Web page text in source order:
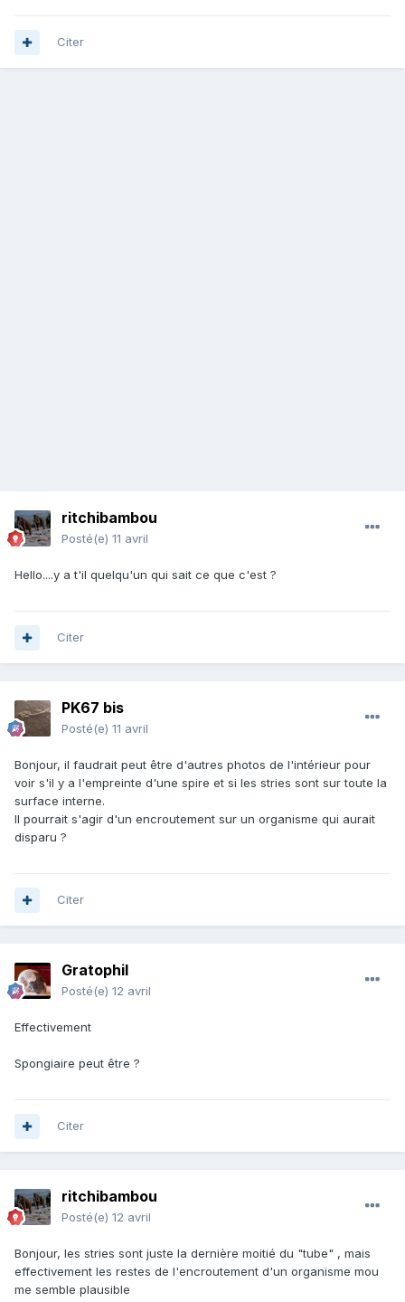
Citer
ritchibambou
Posté(e) 11 avril
Hello....y a t'il quelqu'un qui sait ce que c'est ?
Citer
PK67 bis
Posté(e) 11 avril
Bonjour, il faudrait peut être d'autres photos de l'intérieur pour
voir s'il y a l'empreinte d'une spire et si les stries sont sur toute la
surface interne.
Il pourrait s'agir d'un encroutement sur un organisme qui aurait
disparu ?
Citer
Gratophil
Posté(e) 12 avril
Effectivement
Spongiaire peut être ?
Citer
ritchibambou
Posté(e) 12 avril
Bonjour, les stries sont juste la dernière moitié du "tube" , mais
effectivement les restes de l'encroutement d'un organisme mou
me semble plausible